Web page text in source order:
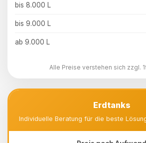
bis 8.000 L
bis 9.000 L
ab 9.000 L
Alle Preise verstehen sich zzgl.
Erdtanks
Individuelle Beratung für die beste